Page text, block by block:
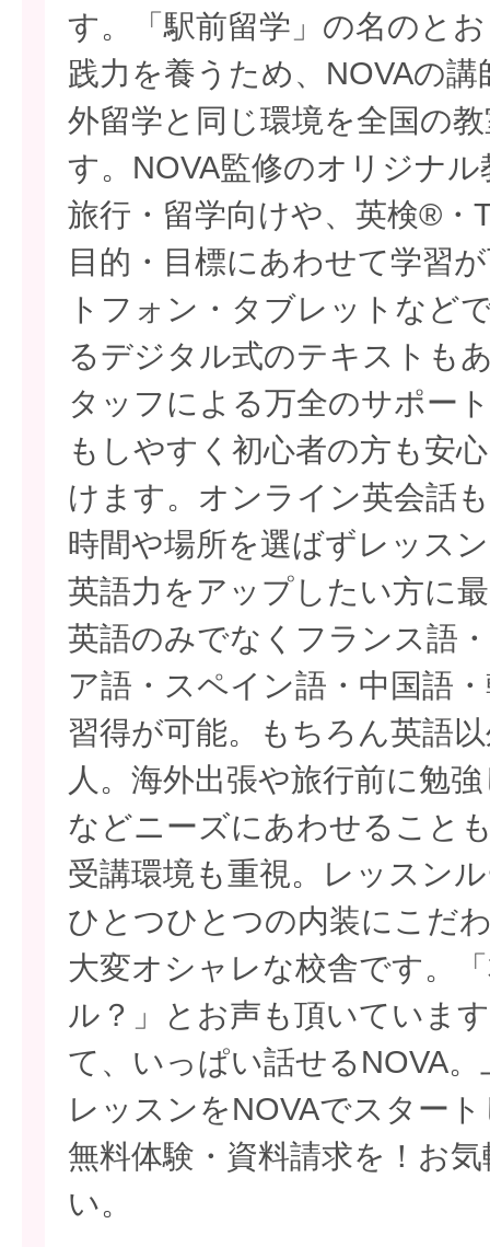
す。「駅前留学」の名のと
践力を養うため、NOVAの
外留学と同じ環境を全国の
す。NOVA監修のオリジナ
旅行・留学向けや、英検®・
目的・目標にあわせて学習
トフォン・タブレットなど
るデジタル式のテキストも
タッフによる万全のサポー
もしやすく初心者の方も安
けます。オンライン英会話
時間や場所を選ばずレッス
英語力をアップしたい方に
英語のみでなくフランス語
ア語・スペイン語・中国語
習得が可能。もちろん英語
人。海外出張や旅行前に勉
などニーズにあわせること
受講環境も重視。レッスン
ひとつひとつの内装にこだ
大変オシャレな校舎です。
ル？」とお声も頂いていま
て、いっぱい話せるNOVA
レッスンをNOVAでスター
無料体験・資料請求を！お
い。